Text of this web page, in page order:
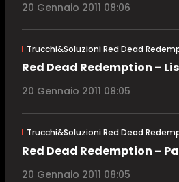
20 Gennaio 2011 08:06
Trucchi&Soluzioni Red Dead
Red Dead Redemption –
20 Gennaio 2011 08:05
Trucchi&Soluzioni Red Dead
Red Dead Redemption –
20 Gennaio 2011 08:05